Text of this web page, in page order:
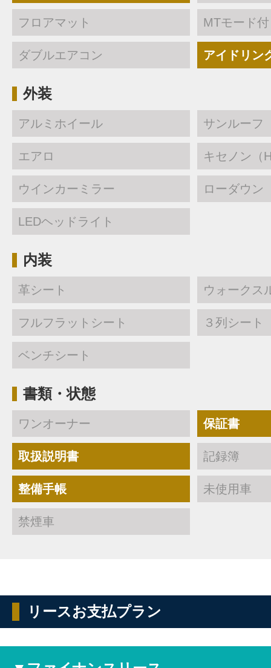
フロアマット MTモード
ダブルエアコン アイドリン
外装
アルミホイール サンルーフ
エアロ キセノン（
ウインカーミラー ローダウン
LEDヘッドライト
内装
革シート ウォークス
フルフラットシート ３列シート
ベンチシート
書類・状態
ワンオーナー 保証書
取扱説明書 記録簿
整備手帳 未使用車
禁煙車
リースお支払プラン